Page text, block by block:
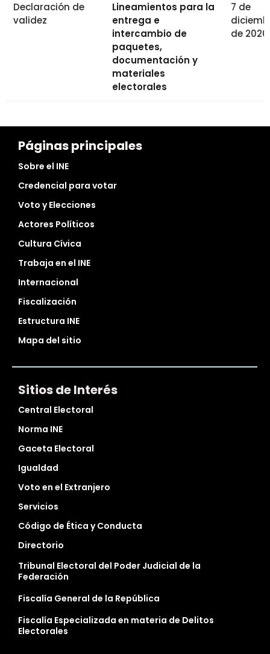
Declaración de
validez
Lineamientos para la
entrega e
intercambio de
paquetes,
documentación y
materiales
electorales
7 de
de 2020
Páginas principales
Sobre el INE
Credencial para votar
Voto y Elecciones
Actores Políticos
Cultura Cívica
Trabaja en el INE
Internacional
Fiscalización
Estructura INE
Mapa del sitio
Sitios de Interés
Central Electoral
Norma INE
Gaceta Electoral
Igualdad
Voto en el Extranjero
Servicios
Código de Ética y Conducta
Directorio
Tribunal Electoral del Poder Judicial de la
Federación
Fiscalía General de la República
Fiscalía Especializada en materia de Delitos
Electorales